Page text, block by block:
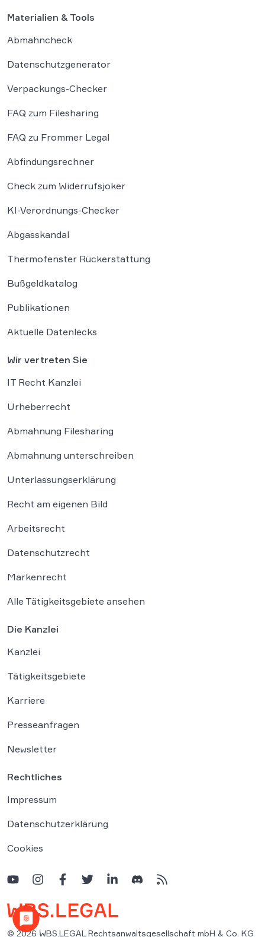
Materialien & Tools
Abmahncheck
Datenschutzgenerator
Verpackungs-Checker
FAQ zum Filesharing
FAQ zu Frommer Legal
Abfindungsrechner
Check zum Widerrufsjoker
KI-Verordnungs-Checker
Abgasskandal
Thermofenster Rückerstattung
Bußgeldkatalog
Publikationen
Aktuelle Datenlecks
Wir vertreten Sie
IT Recht Kanzlei
Urheberrecht
Abmahnung Filesharing
Abmahnung unterschreiben
Unterlassungserklärung
Recht am eigenen Bild
Arbeitsrecht
Datenschutzrecht
Markenrecht
Alle Tätigkeitsgebiete ansehen
Die Kanzlei
Kanzlei
Tätigkeitsgebiete
Karriere
Presseanfragen
Newsletter
Rechtliches
Impressum
Datenschutzerklärung
Cookies
© 2026 WBS.LEGAL Rechtsanwaltsgesellschaft mbH & Co. KG